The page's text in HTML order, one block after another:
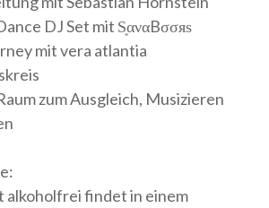
DJ Set mit S͙αναBσσяѕ
mit vera atlantia
zum Ausgleich, Musizieren
alkoholfrei findet in einem